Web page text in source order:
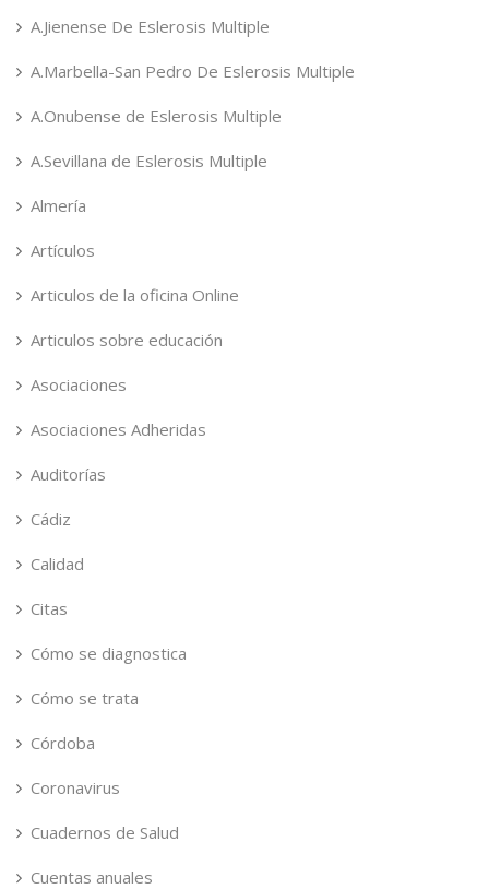
A.Jienense De Eslerosis Multiple
A.Marbella-San Pedro De Eslerosis Multiple
A.Onubense de Eslerosis Multiple
A.Sevillana de Eslerosis Multiple
Almería
Artículos
Articulos de la oficina Online
Articulos sobre educación
Asociaciones
Asociaciones Adheridas
Auditorías
Cádiz
Calidad
Citas
Cómo se diagnostica
Cómo se trata
Córdoba
Coronavirus
Cuadernos de Salud
Cuentas anuales